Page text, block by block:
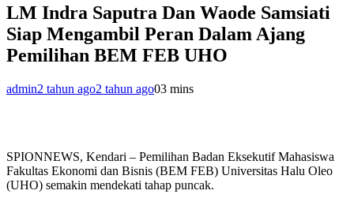
LM Indra Saputra Dan Waode Samsiati
Siap Mengambil Peran Dalam Ajang
Pemilihan BEM FEB UHO
admin2 tahun ago2 tahun ago03 mins
SPIONNEWS, Kendari – Pemilihan Badan Eksekutif Mahasiswa
Fakultas Ekonomi dan Bisnis (BEM FEB) Universitas Halu Oleo
(UHO) semakin mendekati tahap puncak.